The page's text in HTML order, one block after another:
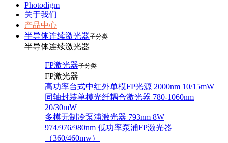
Photodigm
关于我们
产品中心
半导体连续激光器子分类
半导体连续激光器
FP激光器子分类
FP激光器
高功率台式中红外单模FP光源 2000nm 10/15mW
同轴封装单模光纤耦合激光器 780-1060nm
20/30mW
多模无制冷泵浦激光器 793nm 8W
974/976/980nm 低功率泵浦FP激光器
（360/460mw）